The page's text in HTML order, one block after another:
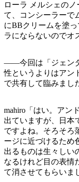
ローラ メルシェの
て、コンシーラーで
にBBクリームを塗
ラにならないのでオ
——今回は「ジェン
性というよりはアン
で共有して臨みまし
mahiro「はい。アン
出ていますが、日本
ですよね。そろそろ
ージに近づけるため
出るものは生々しい
なるけれど目の表情
て消させてもらいま